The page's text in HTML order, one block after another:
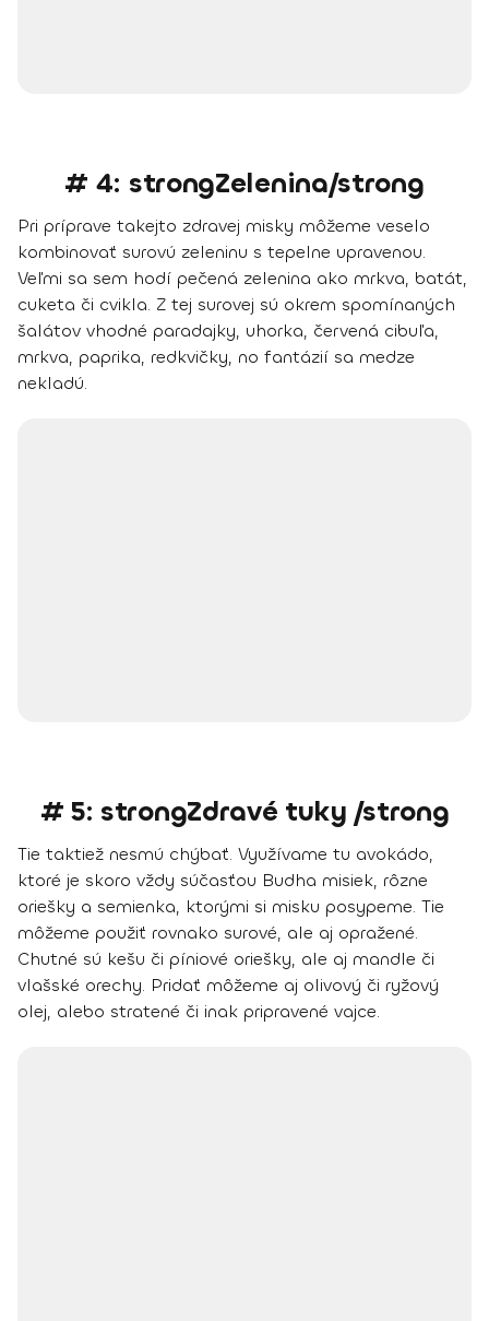
# 4: strongZelenina/strong
Pri príprave takejto zdravej misky môžeme veselo
kombinovať surovú zeleninu s tepelne upravenou.
Veľmi sa sem hodí pečená zelenina ako mrkva, batát,
cuketa či cvikla. Z tej surovej sú okrem spomínaných
šalátov vhodné paradajky, uhorka, červená cibuľa,
mrkva, paprika, redkvičky, no fantázií sa medze
nekladú.
# 5: strongZdravé tuky /strong
Tie taktiež nesmú chýbať. Využívame tu avokádo,
ktoré je skoro vždy súčasťou Budha misiek, rôzne
oriešky a semienka, ktorými si misku posypeme. Tie
môžeme použiť rovnako surové, ale aj opražené.
Chutné sú kešu či píniové oriešky, ale aj mandle či
vlašské orechy. Pridať môžeme aj olivový či ryžový
olej, alebo stratené či inak pripravené vajce.